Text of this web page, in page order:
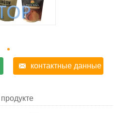
контактные данные